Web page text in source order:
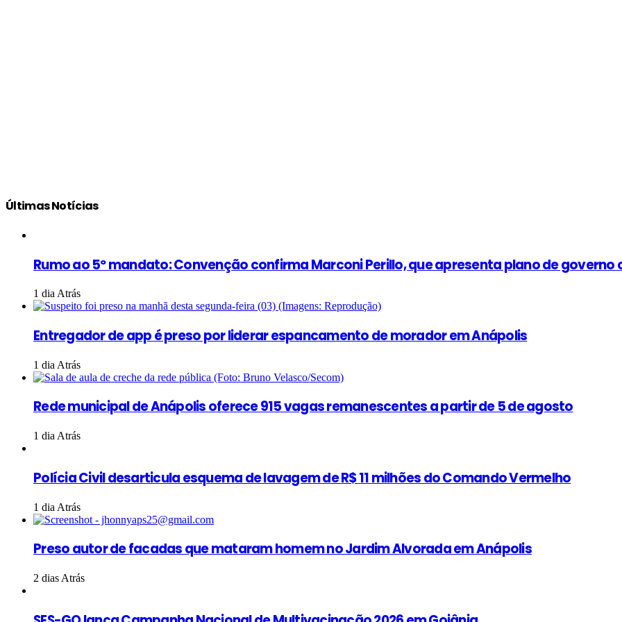
Últimas Notícias
Rumo ao 5º mandato: Convenção confirma Marconi Perillo, que apresenta plano de governo
1 dia Atrás
Entregador de app é preso por liderar espancamento de morador em Anápolis
1 dia Atrás
Rede municipal de Anápolis oferece 915 vagas remanescentes a partir de 5 de agosto
1 dia Atrás
Polícia Civil desarticula esquema de lavagem de R$ 11 milhões do Comando Vermelho
1 dia Atrás
Preso autor de facadas que mataram homem no Jardim Alvorada em Anápolis
2 dias Atrás